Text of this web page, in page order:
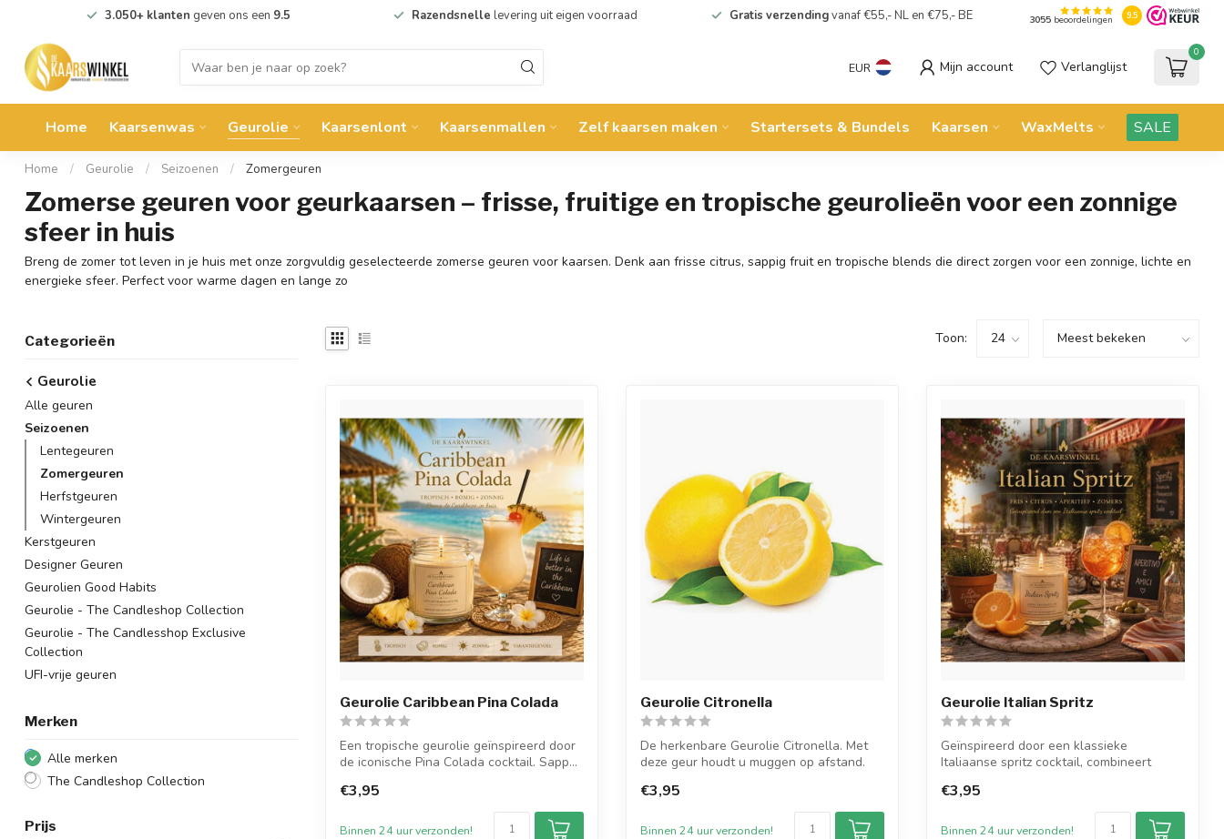
3.050+ klanten geven ons een 9.5 Razendsnelle levering uit eigen voorraad Gratis verzendingvanaf €55,- NL en €75,- BE 3055beoordelingen 9.5
EUR Mijn account Verlanglijst
0
Home Kaarsenwas Geurolie Kaarsenlont Kaarsenmallen Zelf kaarsen maken Startersets & Bundels Kaarsen WaxMelts SALE
Home / Geurolie / Seizoenen / Zomergeuren
Zomerse geuren voor geurkaarsen – frisse, fruitige en tropische geurolieën voor een zonnige
sfeer in huis
Breng de zomer tot leven in je huis met onze zorgvuldig geselecteerde zomerse geuren voor kaarsen. Denk aan frisse citrus, sappig fruit en tropische blends die direct zorgen voor een zonnige, lichte en
energieke sfeer. Perfect voor warme dagen en lange zo
Categorieën
Geurolie
Alle geuren
Seizoenen
Lentegeuren
Zomergeuren
Herfstgeuren
Wintergeuren
Kerstgeuren
Designer Geuren
Geurolien Good Habits
Geurolie - The Candleshop Collection
Geurolie - The Candlesshop Exclusive
Collection
UFI-vrije geuren
Merken
Alle merken
The Candleshop Collection
Prijs
Toon:
Geurolie Caribbean Pina Colada
Een tropische geurolie geïnspireerd door
de iconische Pina Colada cocktail. Sapp...
€3,95
Binnen 24 uur verzonden!
Geurolie Citronella
De herkenbare Geurolie Citronella. Met
deze geur houdt u muggen op afstand.
€3,95
Binnen 24 uur verzonden!
Geurolie Italian Spritz
Geïnspireerd door een klassieke
Italiaanse spritz cocktail, combineert
€3,95
Binnen 24 uur verzonden!